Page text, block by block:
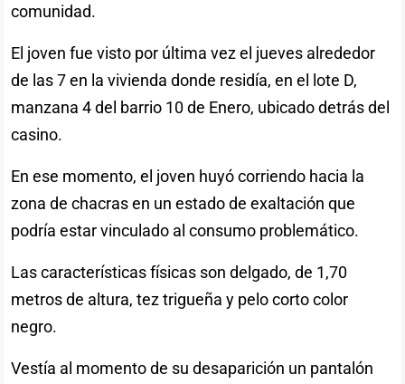
comunidad.
El joven fue visto por última vez el jueves alrededor
de las 7 en la vivienda donde residía, en el lote D,
manzana 4 del barrio 10 de Enero, ubicado detrás del
casino.
En ese momento, el joven huyó corriendo hacia la
zona de chacras en un estado de exaltación que
podría estar vinculado al consumo problemático.
Las características físicas son delgado, de 1,70
metros de altura, tez trigueña y pelo corto color
negro.
Vestía al momento de su desaparición un pantalón